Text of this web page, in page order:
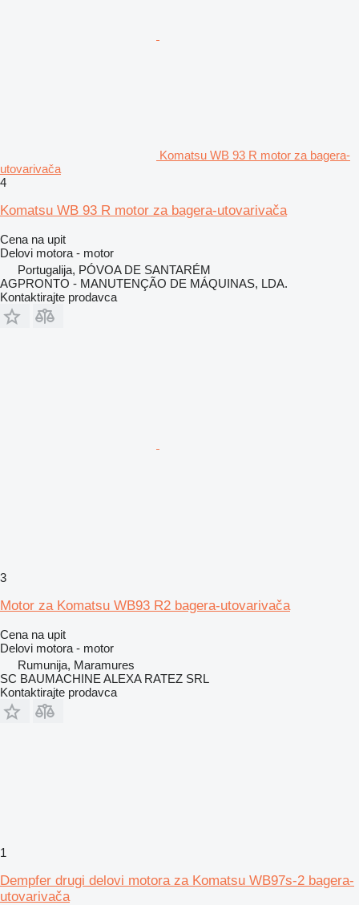
Komatsu WB 93 R motor za bagerа-
utovarivačа
4
Komatsu WB 93 R motor za bagera-utovarivača
Cena na upit
Delovi motora - motor
Portugalija, PÓVOA DE SANTARÉM
AGPRONTO - MANUTENÇÃO DE MÁQUINAS, LDA.
Kontaktirajte prodavca
3
Motor za Komatsu WB93 R2 bagera-utovarivača
Cena na upit
Delovi motora - motor
Rumunija, Maramures
SC BAUMACHINE ALEXA RATEZ SRL
Kontaktirajte prodavca
1
Dempfer drugi delovi motora za Komatsu WB97s-2 bagera-
utovarivača